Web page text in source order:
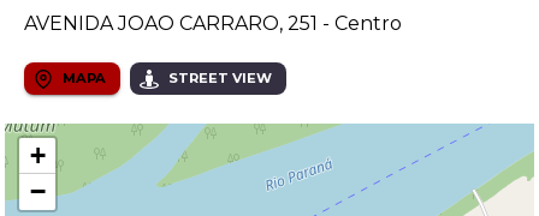
AVENIDA JOAO CARRARO, 251 - Centro
MAPA STREET VIEW
+
−